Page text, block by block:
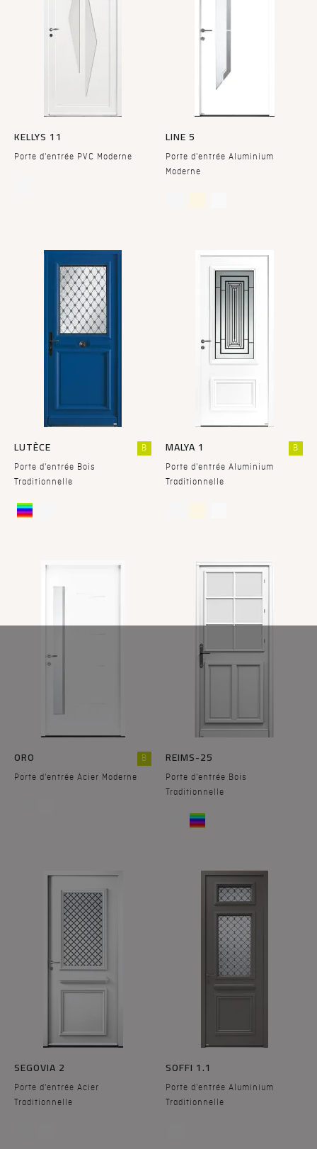
KELLYS 11
Porte d'entrée PVC Moderne
LINE 5
Porte d'entrée Aluminium
Moderne
LUTÈCE
Porte d'entrée Bois
Traditionnelle
B MALYA 1
Porte d'entrée Aluminium
Traditionnelle
B
ORO
Porte d'entrée Acier Moderne
B REIMS-25
Porte d'entrée Bois
Traditionnelle
SEGOVIA 2
Porte d'entrée Acier
Traditionnelle
SOFFI 1.1
Porte d'entrée Aluminium
Traditionnelle